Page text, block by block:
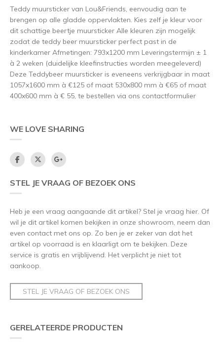
Teddy muursticker van Lou&Friends, eenvoudig aan te
brengen op alle gladde oppervlakten. Kies zelf je kleur voor
dit schattige beertje muursticker Alle kleuren zijn mogelijk
zodat de teddy beer muursticker perfect past in de
kinderkamer Afmetingen: 793x1200 mm Leveringstermijn ± 1
à 2 weken (duidelijke kleefinstructies worden meegeleverd)
Deze Teddybeer muursticker is eveneens verkrijgbaar in maat
1057x1600 mm à €125 of maat 530x800 mm à €65 of maat
400x600 mm à € 55, te bestellen via ons contactformulier
WE LOVE SHARING
STEL JE VRAAG OF BEZOEK ONS
Heb je een vraag aangaande dit artikel? Stel je vraag hier. Of
wil je dit artikel komen bekijken in onze showroom, neem dan
even contact met ons op. Zo ben je er zeker van dat het
artikel op voorraad is en klaarligt om te bekijken. Deze
service is gratis en vrijblijvend. Het verplicht je niet tot
aankoop.
STEL JE VRAAG OF BEZOEK ONS
GERELATEERDE PRODUCTEN